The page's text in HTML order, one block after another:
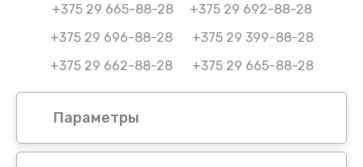
+375 29 665-88-28 +375 29 692-88-28
+375 29 696-88-28 +375 29 399-88-28
+375 29 662-88-28 +375 29 665-88-28
Параметры